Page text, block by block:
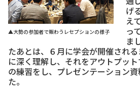
▲大勢の参加者で賑わうレセプションの様子
げ
え
っ
ま
たあとは、６月に学会が開催され
に深く理解し、それをアウトプッ
の練習をし、プレゼンテーション
た。